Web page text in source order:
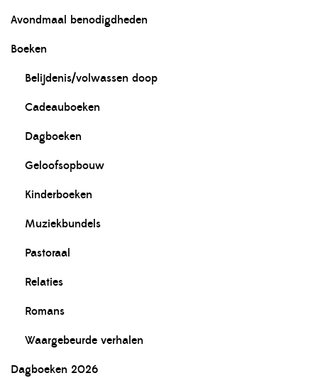
Avondmaal benodigdheden
Boeken
Belijdenis/volwassen doop
Cadeauboeken
Dagboeken
Geloofsopbouw
Kinderboeken
Muziekbundels
Pastoraal
Relaties
Romans
Waargebeurde verhalen
Dagboeken 2026